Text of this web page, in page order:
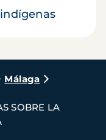
Málaga
SOBRE LA